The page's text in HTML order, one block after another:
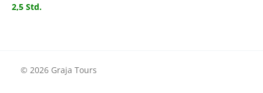
2,5 Std.
© 2026 Graja Tours